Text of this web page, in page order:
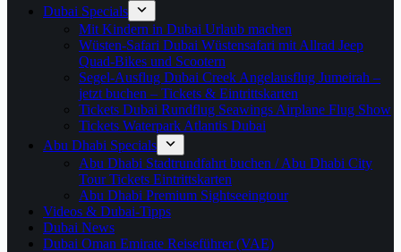
Dubai Specials
Mit Kindern in Dubai Urlaub machen
Wüsten-Safari Dubai Wüstensafari mit Allrad Jeep
Quad-Bikes und Scootern
Segel-Ausflug Dubai Creek Angelausflug Jumeirah –
jetzt buchen – Tickets & Eintrittskarten
Tickets Dubai Rundflug Seawings Airplane Flug Show
Tickets Waterpark Atlantis Dubai
Abu Dhabi Specials
Abu Dhabi Stadtrundfahrt buchen / Abu Dhabi City
Tour Tickets Eintrittskarten
Abu Dhabi Premium Sightseeingtour
Videos & Dubai-Tipps
Dubai News
Dubai Oman Emirate Reiseführer (VAE)